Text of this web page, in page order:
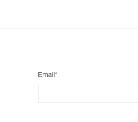
Email*